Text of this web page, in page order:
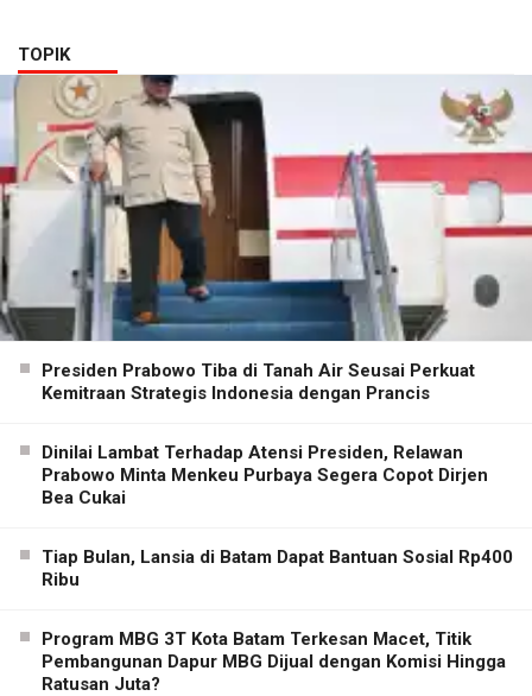
TOPIK
Presiden Prabowo Tiba di Tanah Air Seusai Perkuat
Kemitraan Strategis Indonesia dengan Prancis
Dinilai Lambat Terhadap Atensi Presiden, Relawan
Prabowo Minta Menkeu Purbaya Segera Copot Dirjen
Bea Cukai
Tiap Bulan, Lansia di Batam Dapat Bantuan Sosial Rp400
Ribu
Program MBG 3T Kota Batam Terkesan Macet, Titik
Pembangunan Dapur MBG Dijual dengan Komisi Hingga
Ratusan Juta?